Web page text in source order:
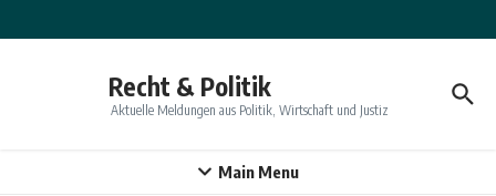
Recht & Politik
Aktuelle Meldungen aus Politik, Wirtschaft und Justiz
Main Menu